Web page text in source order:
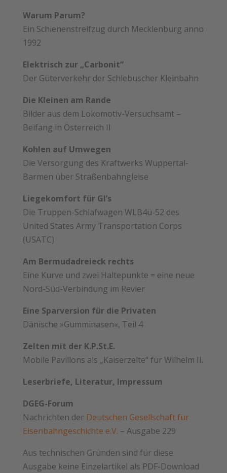
Warum Parum?
Ein Schienenstreifzug durch Mecklenburg anno
1992
Elektrisch zur „Carbonit“
Der Güterverkehr der Schlebuscher Kleinbahn
Die Kleinen am Rande
Bilder aus dem Lokomotiv-Versuchsamt –
Beifang in Österreich II
Kohlen auf Umwegen
Die Versorgung des Kraftwerks Wuppertal-
Barmen über ­Straßenbahngleise
Liegekomfort für GI’s
Die Truppen-Schlafwagen WLB4ü-52 des
United States Army Transportation Corps
(USATC)
Am Bermudadreieck rechts
Eine Kurve und zwei Haltepunkte = eine neue
Nord-Süd-­Verbindung im Revier
Eine Sparversion für die Privaten
Dänische »Gumminasen«, Teil 4
Zelten mit der K.P.St.E.
Mobile Pavillons als „Kaiserzelte“ für Wilhelm II.
Leserbriefe, Literatur, Impressum
DGEG-Forum
Nachrichten der Deutschen Gesellschaft für
Eisenbahngeschichte e.V. – Ausgabe 229
Aus technischen Gründen sind für diese
Ausgabe keine Einzelartikel als PDF-Download